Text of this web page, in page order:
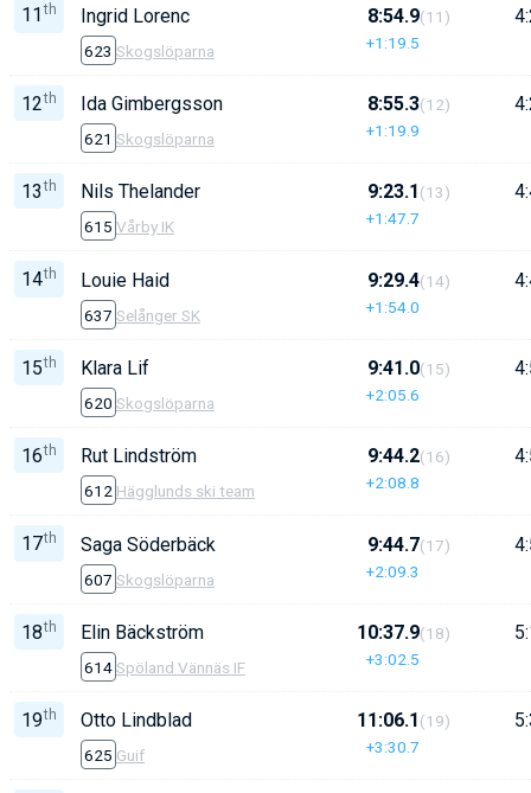
11 th Ingrid Lorenc
623 Skogslöparna
8:54.9
+1:19.5
(11)
12th Ida Gimbergsson
621 Skogslöparna
8:55.3
+1:19.9
(12)
13 th Nils Thelander
615 Vårby IK
9:23.1
+1:47.7
(13)
14th Louie Haid
637 Selånger SK
9:29.4
+1:54.0
(14)
15th Klara Lif
620 Skogslöparna
9:41.0
+2:05.6
(15)
16th Rut Lindström
612 Hägglunds ski team
9:44.2
+2:08.8
(16)
17th Saga Söderbäck
607 Skogslöparna
9:44.7
+2:09.3
(17)
18th Elin Bäckström
614Spöland Vännäs IF
10:37.9
+3:02.5
(18)
19th Otto Lindblad
625 Guif
11:06.1
+3:30.7
(19)